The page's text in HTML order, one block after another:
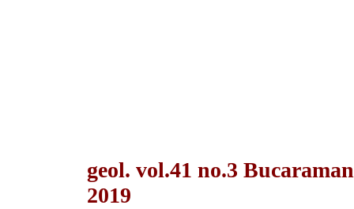
geol. vol.41 no.3
2019